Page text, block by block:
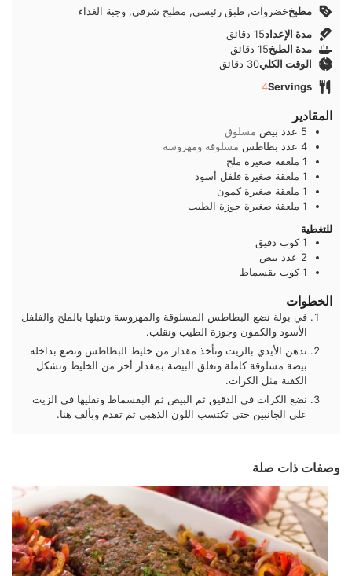
مطبخخضروات, طبق رئيسي, مطبخ شرقى, وجبة الغذاء
مدة الإعداد15دقائق
دقائق
مدة الطبخ15دقائق
دقائق
الوقت الكلي30 دقائق
دقائق
Servings
4
المقادير
5 عدد بيض مسلوق
4 عدد بطاطس مسلوقة ومهروسة
1 ملعقة صغيرة ملح
1 ملعقة صغيرة فلفل أسود
1 ملعقة صغيرة كمون
1 ملعقة صغيرة جوزة الطيب
للتغطية
1 كوب دقيق
2 عدد بيض
1 كوب بقسماط
الخطوات
في بولة نضع البطاطس المسلوقة والمهروسة ونتبلها بالملح والفلفل
الأسود والكمون وجوزة الطيب ونقلب.
ندهن الأيدي بالزيت ونأخذ مقدار من خليط البطاطس ونضع بداخله
بيصة مسلوقة كاملة ونغلق البيضة بمقدار أخر من الخليط ونشكل
الكفتة مثل الكرات.
نضع الكرات في الدقيق ثم البيض ثم البقسماط ونقليها في الزيت
على الجانبين حتى تكتسب اللون الذهبي ثم تقدم وبألف هنا.
وصفات ذات صلة